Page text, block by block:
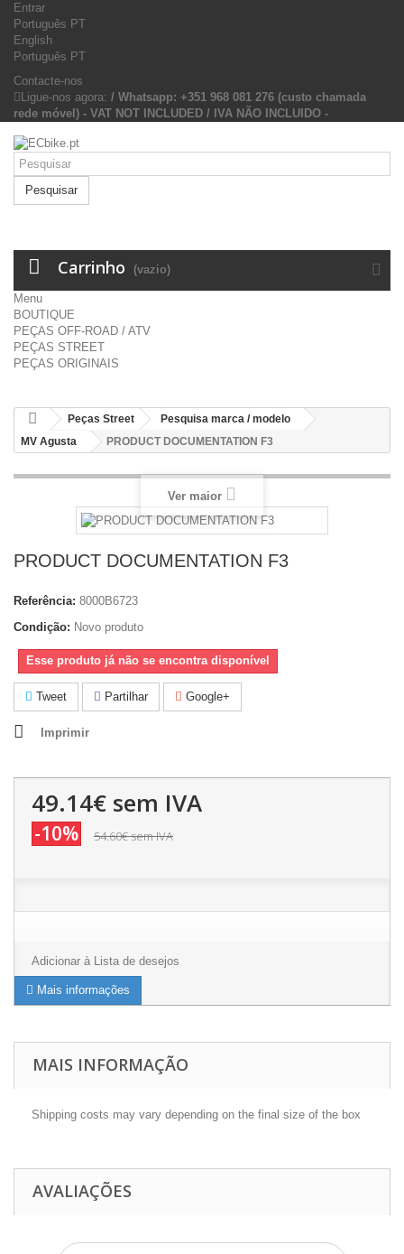
Entrar
Português PT
English
Português PT
Contacte-nos
Ligue-nos agora: / Whatsapp: +351 968 081 276 (custo chamada
rede móvel) - VAT NOT INCLUDED / IVA NÃO INCLUIDO -
Pesquisar
Carrinho (vazio)
Menu
BOUTIQUE
PEÇAS OFF-ROAD / ATV
PEÇAS STREET
PEÇAS ORIGINAIS
Peças Street
Pesquisa marca / modelo
MV Agusta
PRODUCT DOCUMENTATION F3
Ver maior
PRODUCT DOCUMENTATION F3
Referência: 8000B6723
Condição: Novo produto
Esse produto já não se encontra disponível
Tweet Partilhar Google+
Imprimir
49.14€ sem IVA
-10% 54.60€sem IVA
Adicionar à Lista de desejos
Mais informações
MAIS INFORMAÇÃO
Shipping costs may vary depending on the final size of the box
AVALIAÇÕES